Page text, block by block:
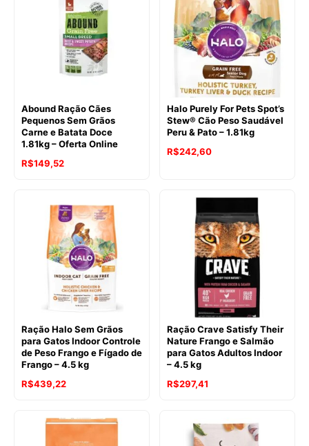
Abound Ração Cães
Pequenos Sem Grãos
Carne e Batata Doce
1.81kg – Oferta Online
R$149,52
Halo Purely For Pets Spot’s
Stew® Cão Peso Saudável
Peru & Pato – 1.81kg
O
R$260,61.
R$242,60O
R$242,60.
Ração Halo Sem Grãos
para Gatos Indoor Controle
de Peso Frango e Fígado de
Frango – 4.5 kg
R$439,22
Ração Crave Satisfy Their
Nature Frango e Salmão
para Gatos Adultos Indoor
– 4.5 kg
O
R$297,41